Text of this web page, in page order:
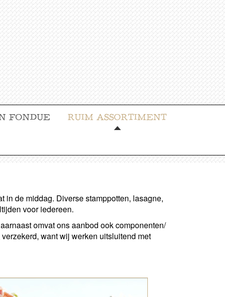
FONDUE RUIM ASSORTIMENT
in de middag. Diverse stamppotten, lasagne,
voor iedereen.
omvat ons aanbod ook componenten/
want wij werken uitsluitend met